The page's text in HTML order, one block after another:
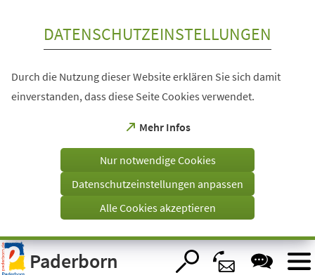
Visuelle
Assistenzsoftware
öffnen.
DATENSCHUTZEINSTELLUNGEN
Durch die Nutzung dieser Website erklären Sie sich damit
einverstanden, dass diese Seite Cookies verwendet.
Mehr Infos
(Öffnet
einem
Tab)
Nur notwendige Cookies
Datenschutzeinstellungen anpassen
Alle Cookies akzeptieren
Paderborn